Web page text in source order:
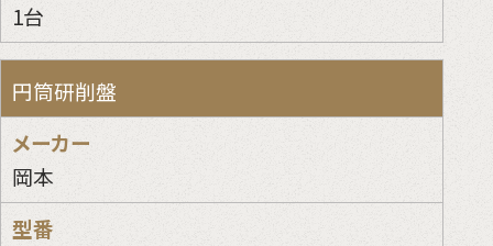
1台
円筒研削盤
岡本